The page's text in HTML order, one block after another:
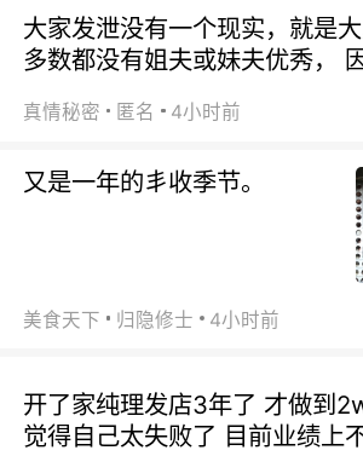
大家发泄没有一个现实，就是
多数都没有姐夫或妹夫优秀，
真情秘密 匿名 4小时前
又是一年的丯收季节。
美食天下 归隐修士 4小时前
开了家纯理发店3年了 才做到
觉得自己太失败了 目前业绩上